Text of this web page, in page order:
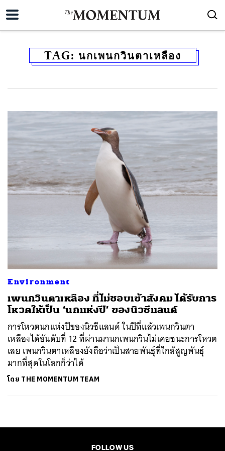
TAG: นกเพนกวินตาเหลือง
Environment
เพนกวินตาเหลือง ที่ไม่ชอบเข้าสังคม ได้รับการ
โหวตให้เป็น ‘นกแห่งปี’ ของนิวซีแลนด์
การโหวตนกแห่งปีของนิวซีแลนด์ ในปีที่แล้วเพนกวินตา
เหลืองได้อันดับที่ 12 ที่ผ่านมานกเพนกวินไม่เคยชนะการโหวต
เลย เพนกวินตาเหลืองยังถือว่าเป็นสายพันธุ์ที่ใกล้สูญพันธุ์
มากที่สุดในโลกก็ว่าได้
โดย THE MOMENTUM TEAM
FOLLOW US
SHARE TWEET LINE EMAIL